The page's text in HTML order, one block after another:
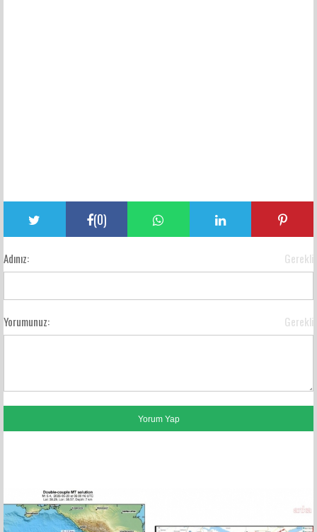
(0)
Adınız: Gerekli
Yorumunuz: Gerekli